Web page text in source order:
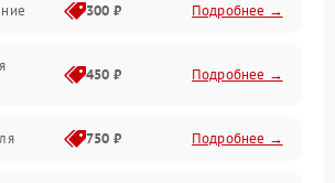
300 ₽ Подробнее →
450 ₽ Подробнее →
750 ₽ Подробнее →